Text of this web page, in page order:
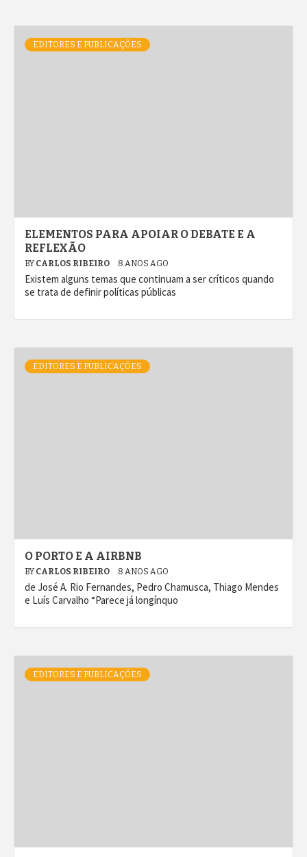
EDITORES E PUBLICAÇÕES
ELEMENTOS PARA APOIAR O DEBATE E A
REFLEXÃO
BY CARLOS RIBEIRO 8 ANOS AGO
Existem alguns temas que continuam a ser críticos quando
se trata de definir políticas públicas
EDITORES E PUBLICAÇÕES
O PORTO E A AIRBNB
BY CARLOS RIBEIRO 8 ANOS AGO
de José A. Rio Fernandes, Pedro Chamusca, Thiago Mendes
e Luís Carvalho “Parece já longínquo
EDITORES E PUBLICAÇÕES